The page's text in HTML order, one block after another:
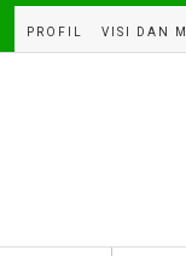
PROFIL VISI DAN